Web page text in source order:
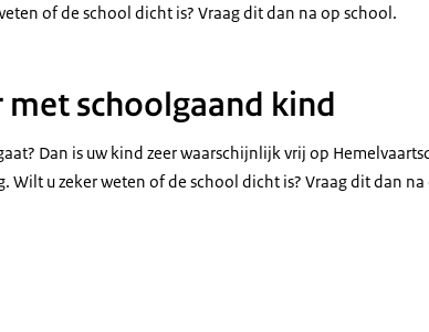
of de school dicht is? Vraag dit dan na op school.
met schoolgaand kind
Dan is uw kind zeer waarschijnlijk vrij op
Wilt u zeker weten of de school dicht is? Vraag dit dan